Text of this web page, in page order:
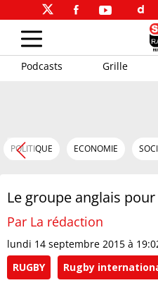
Podcasts Grille
POLITIQUE ECONOMIE
Le groupe anglais pour
Par La rédaction
lundi 14 septembre 2015 à
RUGBY
Rugby